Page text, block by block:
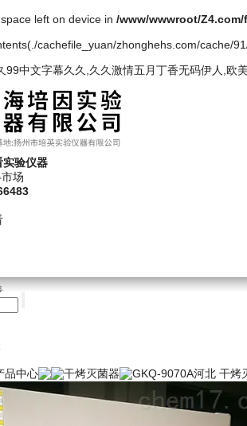
left on device in /www/wwwroot/
cachefile_yuan/zhonghehs.com/cache/
99中文字幕久久,久久激情五月丁香无码伊人,欧
实验仪器
场
品中心 干烤灭菌器 GKQ-9070A河北 干烤